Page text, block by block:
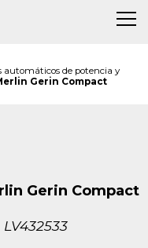
automáticos de potencia y
Gerin Compact
Gerin Compact
LV432533